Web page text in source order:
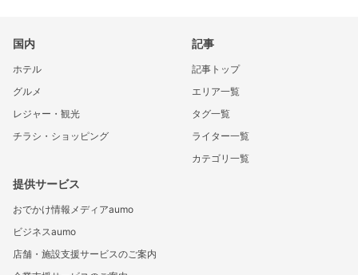
国内
ホテル
グルメ
レジャー・観光
チラシ・ショッピング
記事
記事トップ
エリア一覧
タグ一覧
ライター一覧
カテゴリ一覧
提供サービス
おでかけ情報メディアaumo
ビジネスaumo
店舗・施設支援サービスのご案内